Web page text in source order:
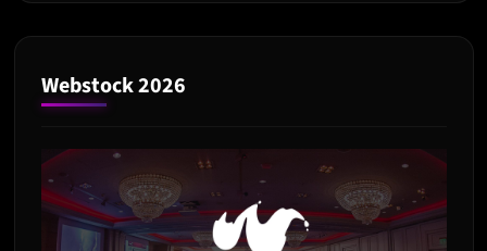
Webstock 2026